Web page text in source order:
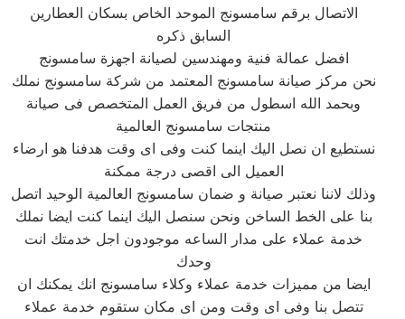
الاتصال برقم سامسونج الموحد الخاص بسكان العطارين
السابق ذكره
افضل عمالة فنية ومهندسين لصيانة اجهزة سامسونج
نحن مركز صيانة سامسونج المعتمد من شركة سامسونج نملك
وبحمد الله اسطول من فريق العمل المتخصص فى صيانة
منتجات سامسونج العالمية
نستطيع ان نصل اليك اينما كنت وفى اى وقت هدفنا هو ارضاء
العميل الى اقصى درجة ممكنة
وذلك لاننا نعتبر صيانة و ضمان سامسونج العالمية الوحيد اتصل
بنا على الخط الساخن ونحن سنصل اليك اينما كنت ايضا نملك
خدمة عملاء على مدار الساعه موجودون اجل خدمتك انت
وحدك
ايضا من مميزات خدمة عملاء وكلاء سامسونج انك يمكنك ان
تتصل بنا وفى اى وقت ومن اى مكان ستقوم خدمة عملاء